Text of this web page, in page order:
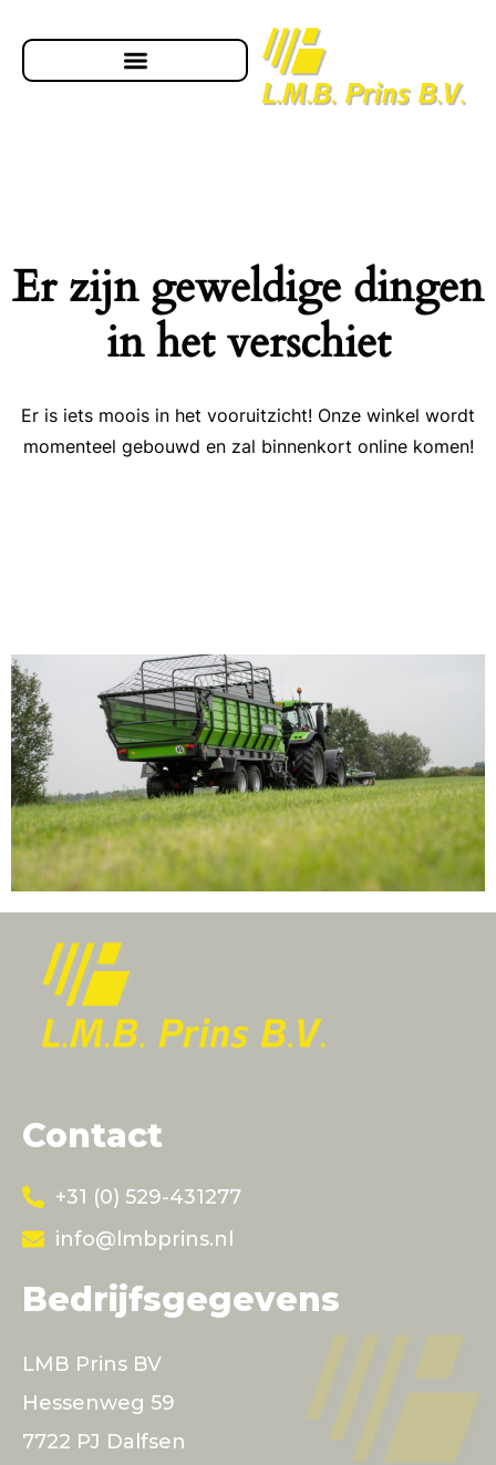
Er zijn geweldige dingen
in het verschiet
Er is iets moois in het vooruitzicht! Onze winkel wordt
momenteel gebouwd en zal binnenkort online komen!
Contact
+31 (0) 529-431277
info@lmbprins.nl
Bedrijfsgegevens
LMB Prins BV
Hessenweg 59
7722 PJ Dalfsen